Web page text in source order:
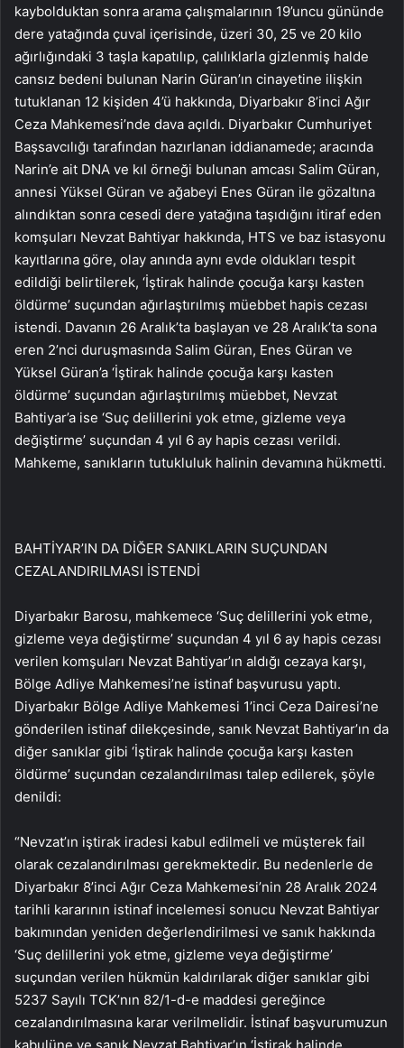
kaybolduktan sonra arama çalışmalarının 19’uncu gününde
dere yatağında çuval içerisinde, üzeri 30, 25 ve 20 kilo
ağırlığındaki 3 taşla kapatılıp, çalılıklarla gizlenmiş halde
cansız bedeni bulunan Narin Güran’ın cinayetine ilişkin
tutuklanan 12 kişiden 4’ü hakkında, Diyarbakır 8’inci Ağır
Ceza Mahkemesi’nde dava açıldı. Diyarbakır Cumhuriyet
Başsavcılığı tarafından hazırlanan iddianamede; aracında
Narin’e ait DNA ve kıl örneği bulunan amcası Salim Güran,
annesi Yüksel Güran ve ağabeyi Enes Güran ile gözaltına
alındıktan sonra cesedi dere yatağına taşıdığını itiraf eden
komşuları Nevzat Bahtiyar hakkında, HTS ve baz istasyonu
kayıtlarına göre, olay anında aynı evde oldukları tespit
edildiği belirtilerek, ‘İştirak halinde çocuğa karşı kasten
öldürme’ suçundan ağırlaştırılmış müebbet hapis cezası
istendi. Davanın 26 Aralık’ta başlayan ve 28 Aralık’ta sona
eren 2’nci duruşmasında Salim Güran, Enes Güran ve
Yüksel Güran’a ‘İştirak halinde çocuğa karşı kasten
öldürme’ suçundan ağırlaştırılmış müebbet, Nevzat
Bahtiyar’a ise ‘Suç delillerini yok etme, gizleme veya
değiştirme’ suçundan 4 yıl 6 ay hapis cezası verildi.
Mahkeme, sanıkların tutukluluk halinin devamına hükmetti.
BAHTİYAR’IN DA DİĞER SANIKLARIN SUÇUNDAN
CEZALANDIRILMASI İSTENDİ
Diyarbakır Barosu, mahkemece ‘Suç delillerini yok etme,
gizleme veya değiştirme’ suçundan 4 yıl 6 ay hapis cezası
verilen komşuları Nevzat Bahtiyar’ın aldığı cezaya karşı,
Bölge Adliye Mahkemesi’ne istinaf başvurusu yaptı.
Diyarbakır Bölge Adliye Mahkemesi 1’inci Ceza Dairesi’ne
gönderilen istinaf dilekçesinde, sanık Nevzat Bahtiyar’ın da
diğer sanıklar gibi ‘İştirak halinde çocuğa karşı kasten
öldürme’ suçundan cezalandırılması talep edilerek, şöyle
denildi:
“Nevzat’ın iştirak iradesi kabul edilmeli ve müşterek fail
olarak cezalandırılması gerekmektedir. Bu nedenlerle de
Diyarbakır 8’inci Ağır Ceza Mahkemesi’nin 28 Aralık 2024
tarihli kararının istinaf incelemesi sonucu Nevzat Bahtiyar
bakımından yeniden değerlendirilmesi ve sanık hakkında
‘Suç delillerini yok etme, gizleme veya değiştirme’
suçundan verilen hükmün kaldırılarak diğer sanıklar gibi
5237 Sayılı TCK’nın 82/1-d-e maddesi gereğince
cezalandırılmasına karar verilmelidir. İstinaf başvurumuzun